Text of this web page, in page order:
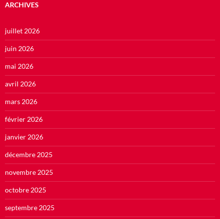
ARCHIVES
juillet 2026
juin 2026
mai 2026
avril 2026
mars 2026
février 2026
janvier 2026
décembre 2025
novembre 2025
octobre 2025
septembre 2025